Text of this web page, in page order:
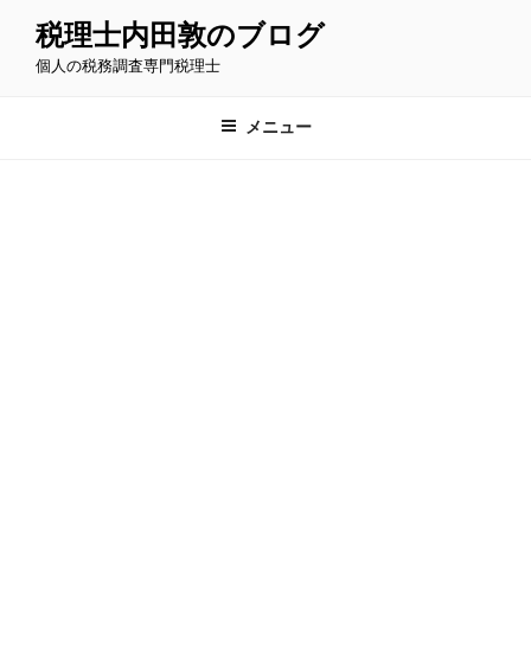
税理士内田敦のブログ
個人の税務調査専門税理士
メニュー